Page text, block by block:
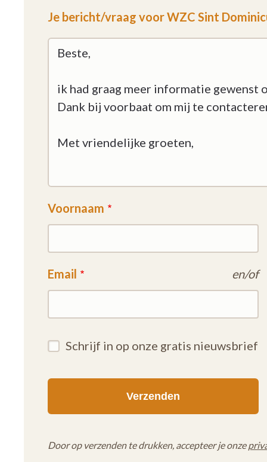
Je bericht/vraag voor WZC Sint
Voornaam
Email en/of
Schrijf in op onze gratis nieuwsbrief
Door op verzenden te drukken, accepteer je onze